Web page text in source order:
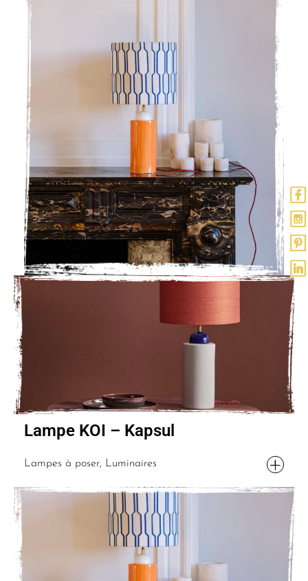
Lampe KOI – Kapsul
Lampes à poser, Luminaires